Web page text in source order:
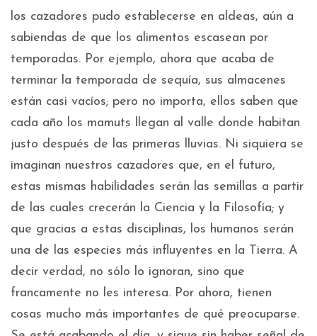
los cazadores pudo establecerse en aldeas, aún a
sabiendas de que los alimentos escasean por
temporadas. Por ejemplo, ahora que acaba de
terminar la temporada de sequía, sus almacenes
están casi vacíos; pero no importa, ellos saben que
cada año los mamuts llegan al valle donde habitan
justo después de las primeras lluvias. Ni siquiera se
imaginan nuestros cazadores que, en el futuro,
estas mismas habilidades serán las semillas a partir
de las cuales crecerán la Ciencia y la Filosofía; y
que gracias a estas disciplinas, los humanos serán
una de las especies más influyentes en la Tierra. A
decir verdad, no sólo lo ignoran, sino que
francamente no les interesa. Por ahora, tienen
cosas mucho más importantes de qué preocuparse.